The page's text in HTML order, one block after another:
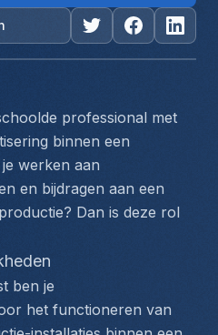
professional met
binnen een
werken aan
en bijdragen aan een
Dan is deze rol
ben je
het functioneren van